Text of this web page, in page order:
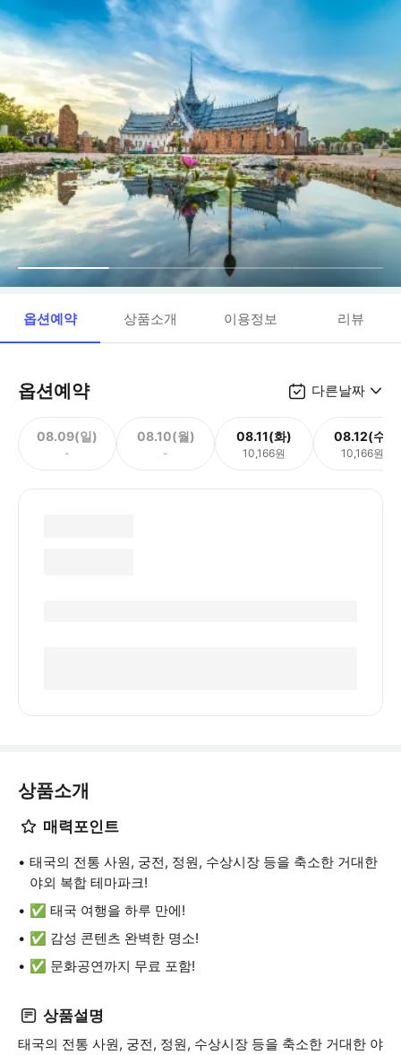
옵션예약 상품소개 이용정보 리뷰
옵션예약 다른날짜
08.09(일)
-
08.10(월)
-
08.11(화)
10,166원
08.12(수)
10,166원
상품소개
매력포인트
태국의 전통 사원, 궁전, 정원, 수상시장 등을 축소한 거대한
야외 복합 테마파크!
✅ 태국 여행을 하루 만에!
✅ 감성 콘텐츠 완벽한 명소!
✅ 문화공연까지 무료 포함!
상품설명
태국의 전통 사원, 궁전, 정원, 수상시장 등을 축소한 거대한 야